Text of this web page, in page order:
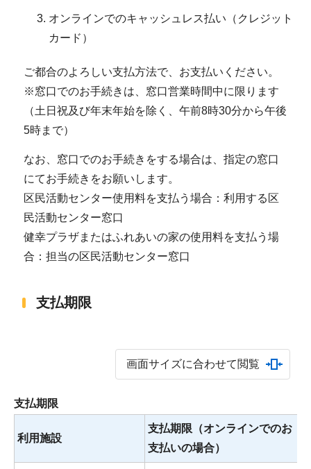
オンラインでのキャッシュレス払い（クレジット
カード）
ご都合のよろしい支払方法で、お支払いください。
※窓口でのお手続きは、窓口営業時間中に限ります
（土日祝及び年末年始を除く、午前8時30分から午後
5時まで）
なお、窓口でのお手続きをする場合は、指定の窓口
にてお手続きをお願いします。
区民活動センター使用料を支払う場合：利用する区
民活動センター窓口
健幸プラザまたはふれあいの家の使用料を支払う場
合：担当の区民活動センター窓口
支払期限
画面サイズに合わせて閲覧
支払期限
利用施設
支払期限（オンラインでのお
支払いの場合）